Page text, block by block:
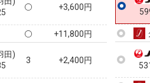
+3,600円
+11,800円
田)
3 +2,400円